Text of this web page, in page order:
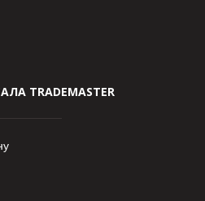
TRADEMASTER